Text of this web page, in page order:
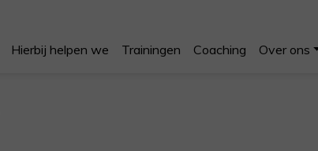
Hierbij helpen we Trainingen Coaching Over ons